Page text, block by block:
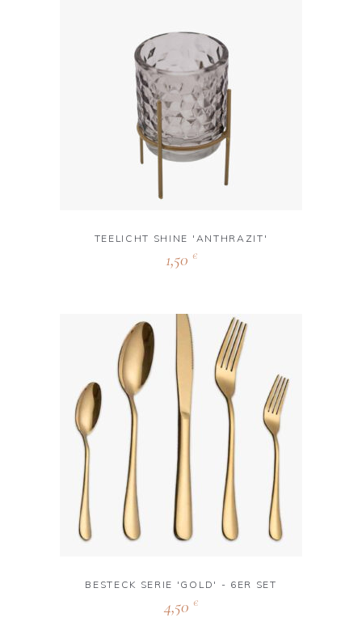
TEELICHT SHINE 'ANTHRAZIT'
1,50 €
BESTECK SERIE 'GOLD' - 6ER SET
4,50 €